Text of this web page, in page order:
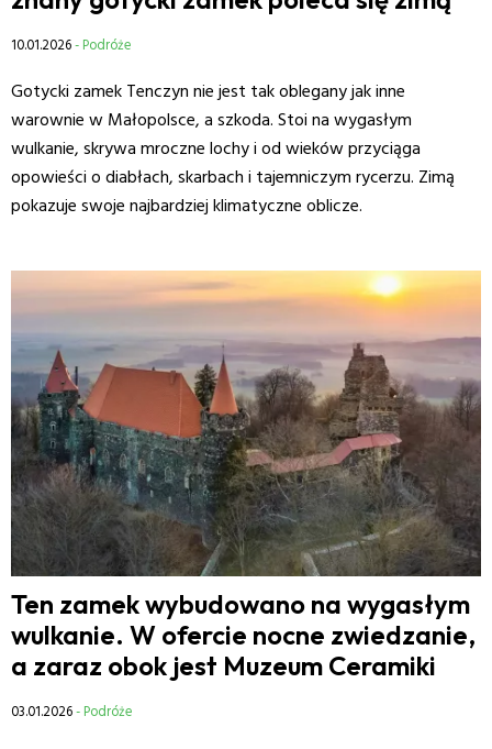
10.01.2026- Podróże
Gotycki zamek Tenczyn nie jest tak oblegany jak inne
warownie w Małopolsce, a szkoda. Stoi na wygasłym
wulkanie, skrywa mroczne lochy i od wieków przyciąga
opowieści o diabłach, skarbach i tajemniczym rycerzu. Zimą
pokazuje swoje najbardziej klimatyczne oblicze.
Ten zamek wybudowano na wygasłym
wulkanie. W ofercie nocne zwiedzanie,
a zaraz obok jest Muzeum Ceramiki
03.01.2026- Podróże